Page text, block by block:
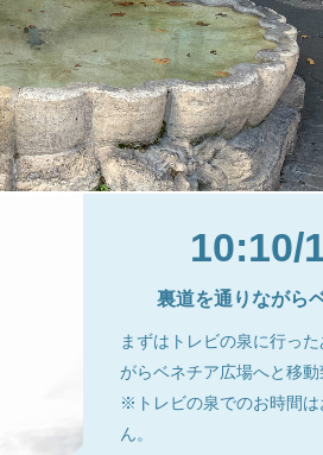
10:10/
裏道を通りながら
まずはトレビの泉に行っ
がらベネチア広場へと移動
※トレビの泉でのお時間
ん。